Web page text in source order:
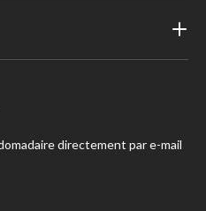
directement par e-mail